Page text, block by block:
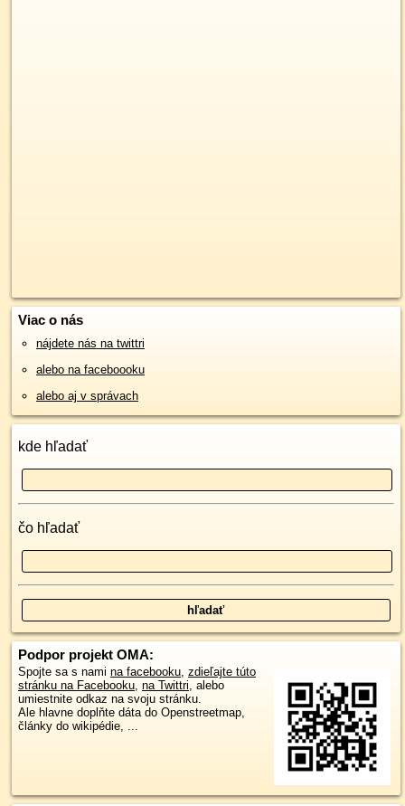
Viac o nás
nájdete nás na twittri
alebo na faceboooku
alebo aj v správach
kde hľadať
čo hľadať
Podpor projekt OMA:
Spojte sa s nami na facebooku, zdieľajte túto
stránku na Facebooku, na Twittri, alebo
umiestnite odkaz na svoju stránku.
Ale hlavne doplňte dáta do Openstreetmap,
články do wikipédie, ...